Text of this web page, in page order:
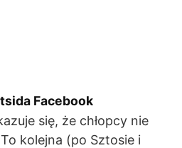
Facebook
się, że chłopcy nie
kolejna (po Sztosie i